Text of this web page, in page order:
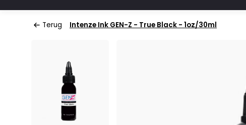
Terug Intenze Ink GEN-Z - True Black - 1oz/30ml